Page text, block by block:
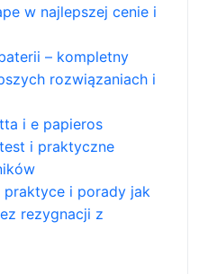
w najlepszej cenie i
– kompletny
rozwiązaniach i
i e papieros
i praktyczne
i porady jak
rezygnacji z